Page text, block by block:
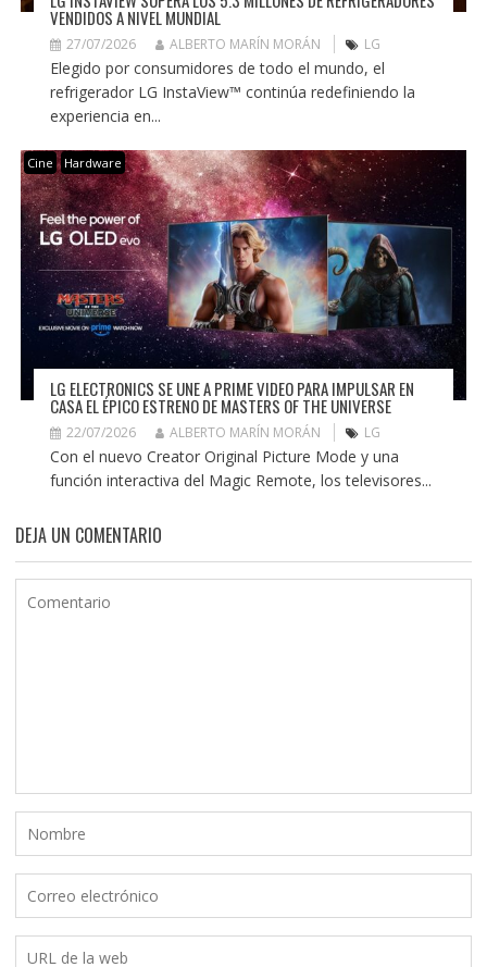
VENDIDOS A NIVEL MUNDIAL
27/07/2026 ALBERTO MARÍN MORÁN LG
Elegido por consumidores de todo el mundo, el
refrigerador LG InstaView™ continúa redefiniendo la
experiencia en...
Cine Hardware
LG ELECTRONICS SE UNE A PRIME VIDEO PARA IMPULSAR EN
CASA EL ÉPICO ESTRENO DE MASTERS OF THE UNIVERSE
22/07/2026 ALBERTO MARÍN MORÁN LG
Con el nuevo Creator Original Picture Mode y una
función interactiva del Magic Remote, los televisores...
DEJA UN COMENTARIO